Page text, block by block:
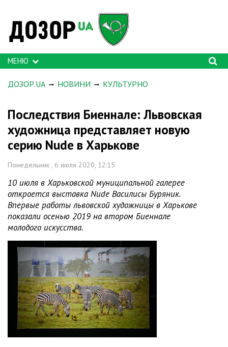
МЕНЮ
ДОЗОР.UA НОВИНИ КУЛЬТУРНО
Последствия Биеннале: Львовская
художница представляет новую
серию Nude в Харькове
Понедельник , 6 июля 2020, 12:15
10 июля в Харьковской муниципальной галерее
откроется выставка Nude Василисы Буряник.
Впервые работы львовской художницы в Харькове
показали осенью 2019 на втором Биеннале
молодого искусства.